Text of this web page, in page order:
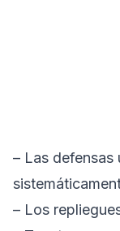
– Las defensas
– Los